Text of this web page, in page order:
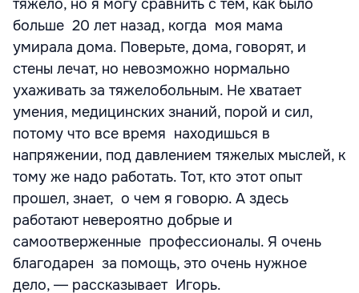
тяжело, но я могу сравнить с тем, как было
больше 20 лет назад, когда моя мама
умирала дома. Поверьте, дома, говорят, и
стены лечат, но невозможно нормально
ухаживать за тяжелобольным. Не хватает
умения, медицинских знаний, порой и сил,
потому что все время находишься в
напряжении, под давлением тяжелых мыслей, к
тому же надо работать. Тот, кто этот опыт
прошел, знает, о чем я говорю. А здесь
работают невероятно добрые и
самоотверженные профессионалы. Я очень
благодарен за помощь, это очень нужное
дело, ― рассказывает Игорь.